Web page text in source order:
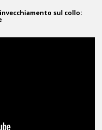
sul collo: